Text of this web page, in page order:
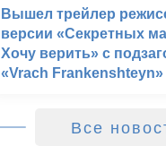
Вышел трейлер
версии «Секретных
Хочу верить» с
«Vrach Frankenshteyn»
Все